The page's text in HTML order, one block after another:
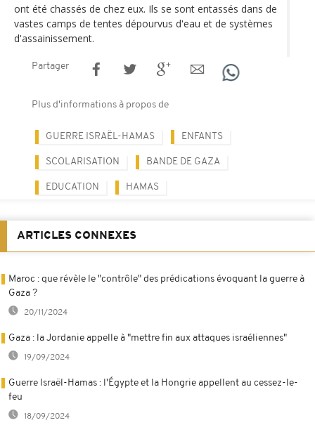
ont été chassés de chez eux. Ils se sont entassés dans de
vastes camps de tentes dépourvus d'eau et de systèmes
d'assainissement.
Partager
Plus d'informations à propos de
GUERRE ISRAËL-HAMAS ENFANTS
SCOLARISATION BANDE DE GAZA
EDUCATION HAMAS
ARTICLES CONNEXES
Maroc : que révèle le "contrôle" des prédications évoquant la guerre à
Gaza ?
20/11/2024
Gaza : la Jordanie appelle à "mettre fin aux attaques israéliennes"
19/09/2024
Guerre Israël-Hamas : l'Égypte et la Hongrie appellent au cessez-le-
feu
18/09/2024